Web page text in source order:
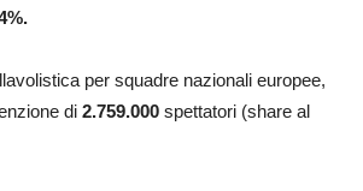
%.
per squadre nazionali europee,
di 2.759.000 spettatori (share al